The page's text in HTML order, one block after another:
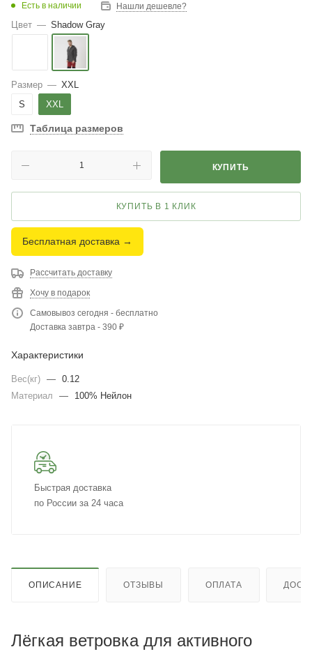
Есть в наличии
Нашли дешевле?
Цвет — Shadow Gray
Размер — XXL
S
XXL
Таблица размеров
КУПИТЬ
КУПИТЬ В 1 КЛИК
Бесплатная доставка →
Рассчитать доставку
Хочу в подарок
Самовывоз сегодня - бесплатно
Доставка завтра - 390 ₽
Характеристики
Вес(кг) — 0.12
Материал
— 100% Нейлон
Быстрая доставка
по России за 24 часа
ОПИСАНИЕ ОТЗЫВЫ ОПЛАТА
Лёгкая ветровка для активного